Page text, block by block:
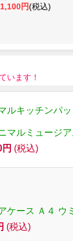
1,100円(税込)
います！
ルキッチンパ
マルミュージア
(税込)
ケース Ａ４ ウ
(税込)